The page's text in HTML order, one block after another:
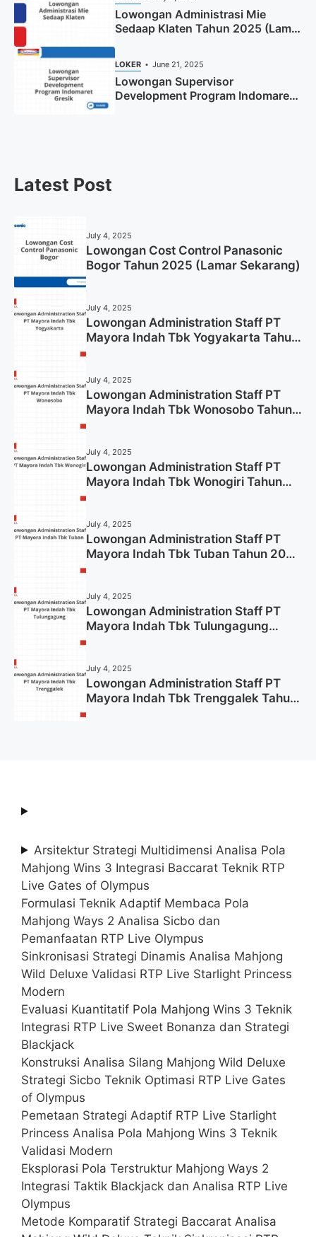
Lowongan Administrasi Mie
Sedaap Klaten Tahun 2025 (Lamar
LOKER June 21, 2025
Lowongan Supervisor
Development Program Indomaret
Latest Post
July 4, 2025
Lowongan Cost Control Panasonic
Bogor Tahun 2025 (Lamar Sekarang)
July 4, 2025
Lowongan Administration Staff PT
Mayora Indah Tbk Yogyakarta Tahun
July 4, 2025
Lowongan Administration Staff PT
Mayora Indah Tbk Wonosobo Tahun
July 4, 2025
Lowongan Administration Staff PT
Mayora Indah Tbk Wonogiri Tahun
July 4, 2025
Lowongan Administration Staff PT
Mayora Indah Tbk Tuban Tahun 2025
July 4, 2025
Lowongan Administration Staff PT
Mayora Indah Tbk Tulungagung
July 4, 2025
Lowongan Administration Staff PT
Mayora Indah Tbk Trenggalek Tahun
Arsitektur Strategi Multidimensi Analisa Pola
Mahjong Wins 3 Integrasi Baccarat Teknik RTP
Live Gates of Olympus
Formulasi Teknik Adaptif Membaca Pola
Mahjong Ways 2 Analisa Sicbo dan
Pemanfaatan RTP Live Olympus
Sinkronisasi Strategi Dinamis Analisa Mahjong
Wild Deluxe Validasi RTP Live Starlight Princess
Modern
Evaluasi Kuantitatif Pola Mahjong Wins 3 Teknik
Integrasi RTP Live Sweet Bonanza dan Strategi
Blackjack
Konstruksi Analisa Silang Mahjong Wild Deluxe
Strategi Sicbo Teknik Optimasi RTP Live Gates
of Olympus
Pemetaan Strategi Adaptif RTP Live Starlight
Princess Analisa Pola Mahjong Wins 3 Teknik
Validasi Modern
Eksplorasi Pola Terstruktur Mahjong Ways 2
Integrasi Taktik Blackjack dan Analisa RTP Live
Olympus
Metode Komparatif Strategi Baccarat Analisa